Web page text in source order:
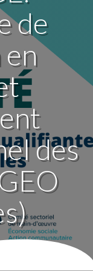
de
des